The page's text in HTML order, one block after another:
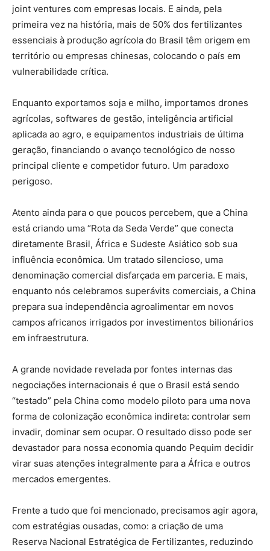
joint ventures com empresas locais. E ainda, pela
primeira vez na história, mais de 50% dos fertilizantes
essenciais à produção agrícola do Brasil têm origem em
território ou empresas chinesas, colocando o país em
vulnerabilidade crítica.
Enquanto exportamos soja e milho, importamos drones
agrícolas, softwares de gestão, inteligência artificial
aplicada ao agro, e equipamentos industriais de última
geração, financiando o avanço tecnológico de nosso
principal cliente e competidor futuro. Um paradoxo
perigoso.
Atento ainda para o que poucos percebem, que a China
está criando uma “Rota da Seda Verde” que conecta
diretamente Brasil, África e Sudeste Asiático sob sua
influência econômica. Um tratado silencioso, uma
denominação comercial disfarçada em parceria. E mais,
enquanto nós celebramos superávits comerciais, a China
prepara sua independência agroalimentar em novos
campos africanos irrigados por investimentos bilionários
em infraestrutura.
A grande novidade revelada por fontes internas das
negociações internacionais é que o Brasil está sendo
“testado” pela China como modelo piloto para uma nova
forma de colonização econômica indireta: controlar sem
invadir, dominar sem ocupar. O resultado disso pode ser
devastador para nossa economia quando Pequim decidir
virar suas atenções integralmente para a África e outros
mercados emergentes.
Frente a tudo que foi mencionado, precisamos agir agora,
com estratégias ousadas, como: a criação de uma
Reserva Nacional Estratégica de Fertilizantes, reduzindo